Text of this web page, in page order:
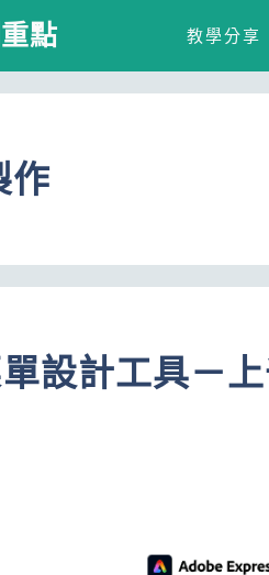
點 教學分享
作
設計工具－